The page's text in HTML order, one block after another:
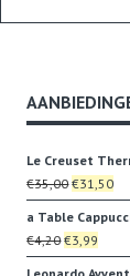
Le Creuset
€35,00
prijs
was:
€35,00.
€31,50
a Table
€4,20
prijs
€3,99
prijs